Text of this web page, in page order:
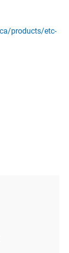
products/etc-